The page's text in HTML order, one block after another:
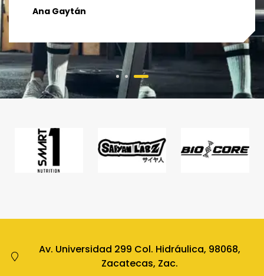
Ana Gaytán
Av. Universidad 299 Col. Hidráulica, 98068,
Zacatecas, Zac.